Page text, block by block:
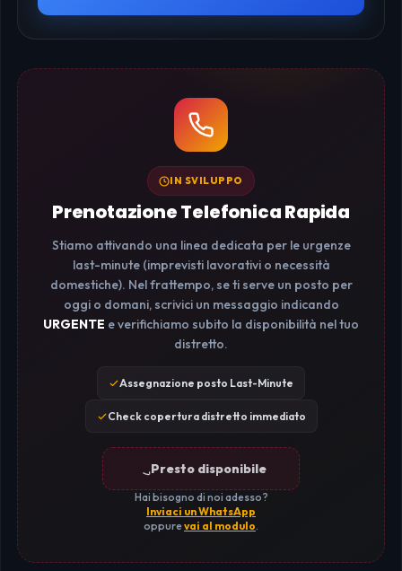
IN SVILUPPO
Prenotazione Telefonica Rapida
Stiamo attivando una linea dedicata per le urgenze
last-minute (imprevisti lavorativi o necessità
domestiche). Nel frattempo, se ti serve un posto per
oggi o domani, scrivici un messaggio indicando
URGENTE e verifichiamo subito la disponibilità nel tuo
distretto.
Assegnazione posto Last-Minute
Check copertura distretto immediato
Presto disponibile
Hai bisogno di noi adesso?
Inviaci un WhatsApp
oppurevai al modulo.